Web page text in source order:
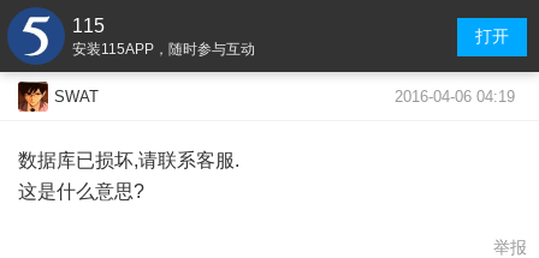
115
安装115APP，随时参与互动
打开
SWAT 2016-04-06 04:19
数据库已损坏,请联系客服.
这是什么意思?
举报